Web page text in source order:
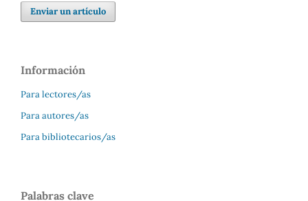
Enviar un artículo
Información
Para lectores/as
Para autores/as
Para bibliotecarios/as
Palabras clave